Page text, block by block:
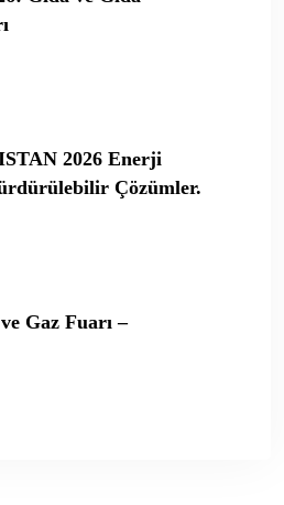
2026 Enerji
Çözümler.
Gaz Fuarı –